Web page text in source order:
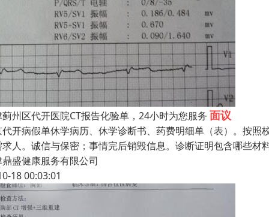
州区代开医院CT报告化验单，24小时为您服务 面议
开病假单休学病历、休学诊断书、药费明细单（表）。按
人。诚信与保密；事情完后销毁信息。诊断证明包含哪些
盛健康服务有限公司
18 00:03:01